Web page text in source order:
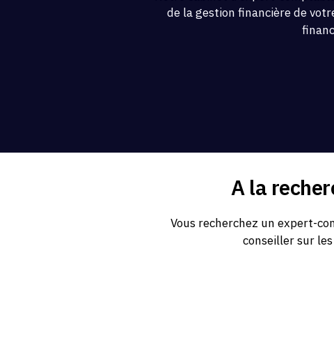
de la gestion financière de
A la
Vous recherchez un expert-
conseiller sur